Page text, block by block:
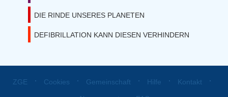
DIE RINDE UNSERES PLANETEN
DEFIBRILLATION KANN DIESEN VERHINDERN
ZGE ⋅ Cookies ⋅ Gemeinschaft ⋅ Hilfe ⋅ Kontakt ⋅